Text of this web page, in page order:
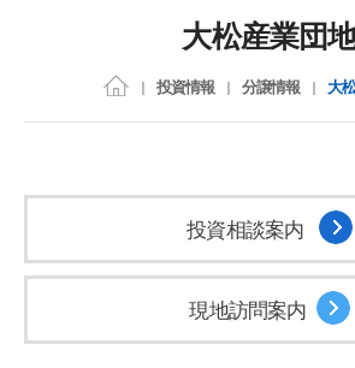
大松産業団
投資情報 分譲情報 大
投資相談案内
現地訪問案内